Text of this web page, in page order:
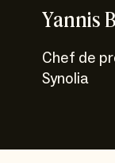
Yannis
Chef de
Synolia